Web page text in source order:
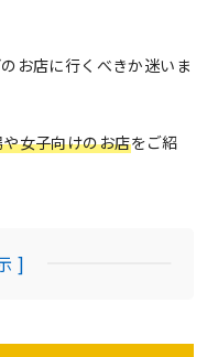
お店に行くべきか迷いま
女子向けのお店をご紹
]